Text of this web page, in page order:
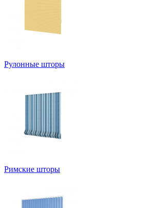
Рулонные шторы
Римские шторы